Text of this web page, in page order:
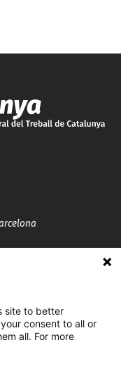
site to better
consent to all or
all. For more